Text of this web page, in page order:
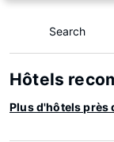
Search
Hôtels
Plus d'hôtels près